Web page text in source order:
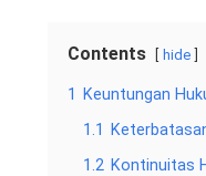
Contents hide
1
Keuntungan
1.1
1.2 Kontinuitas